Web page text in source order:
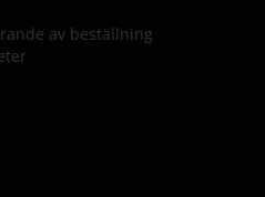
av beställning